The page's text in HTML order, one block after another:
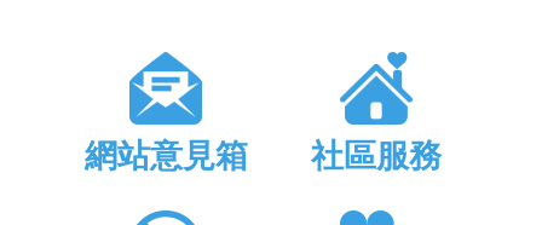
網站意見箱 社區服務